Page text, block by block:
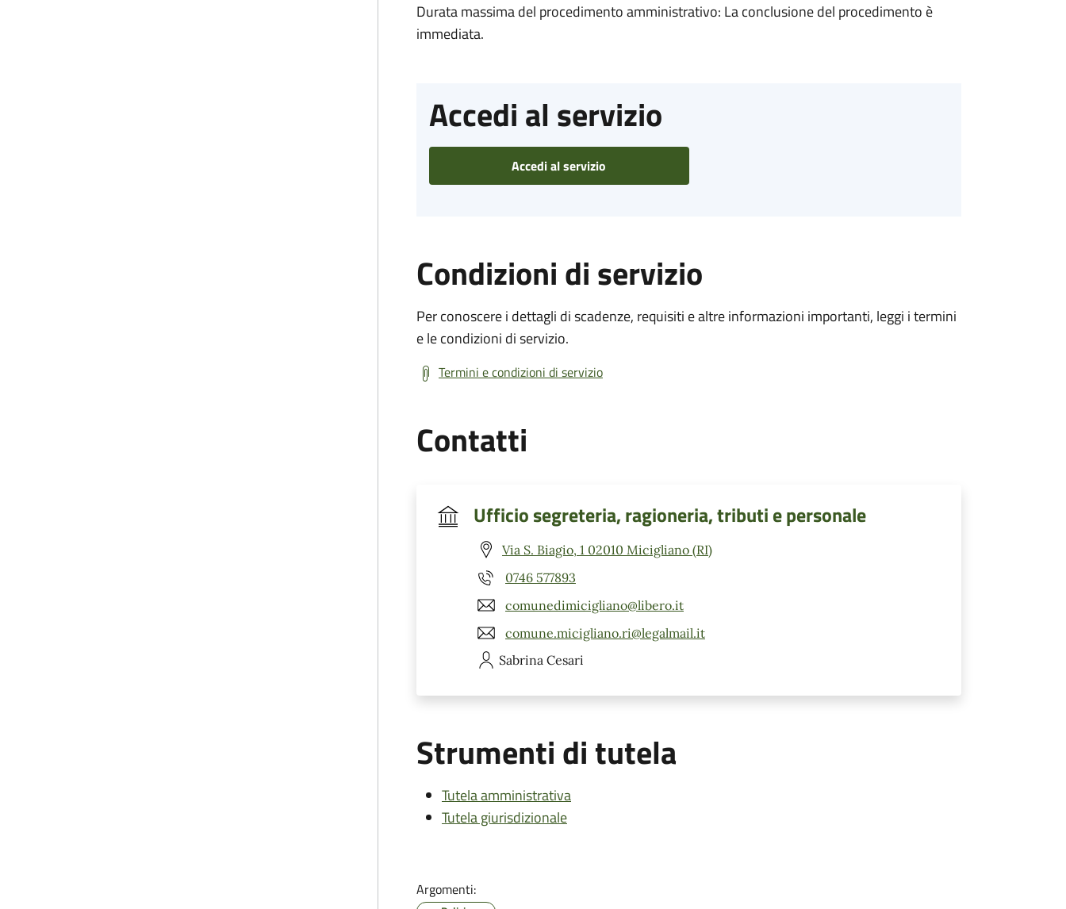
Durata massima del procedimento amministrativo: La conclusione del procedimento è
immediata.
Accedi al servizio
Accedi al servizio
Condizioni di servizio
Per conoscere i dettagli di scadenze, requisiti e altre informazioni importanti, leggi i termini
e le condizioni di servizio.
Termini e condizioni di servizio
Contatti
Ufficio segreteria, ragioneria, tributi e personale
Via S. Biagio, 1 02010 Micigliano (RI)
0746 577893
comunedimicigliano@libero.it
comune.micigliano.ri@legalmail.it
Sabrina Cesari
Strumenti di tutela
Tutela amministrativa
Tutela giurisdizionale
Argomenti: